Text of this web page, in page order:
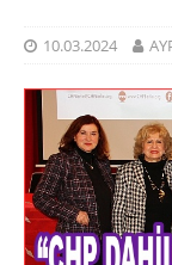
10.03.2024